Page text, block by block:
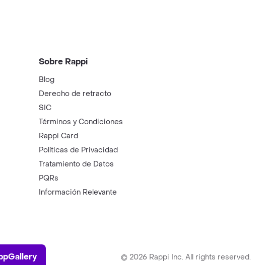
Sobre Rappi
Blog
Derecho de retracto
SIC
Términos y Condiciones
Rappi Card
Políticas de Privacidad
Tratamiento de Datos
PQRs
Información Relevante
AppGallery
© 2026 Rappi Inc. All rights reserved.